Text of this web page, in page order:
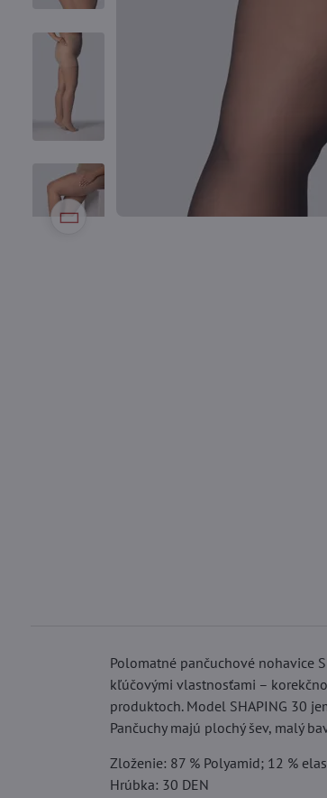
Polomatné pančuchové nohavice
kľúčovými vlastnosťami –
produktoch. Model SHAPING 30
Pančuchy majú plochý šev, malý
Zloženie: 87 % Polyamid; 12 %
Hrúbka: 30 DEN